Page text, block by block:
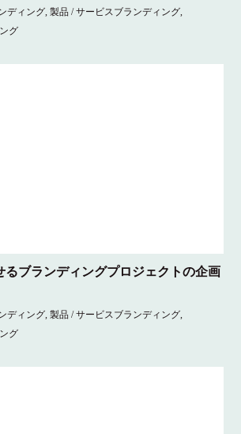
ディング,製品 / サービスブランディング,
グ
るブランディングプロジェクトの企画
ディング,製品 / サービスブランディング,
グ